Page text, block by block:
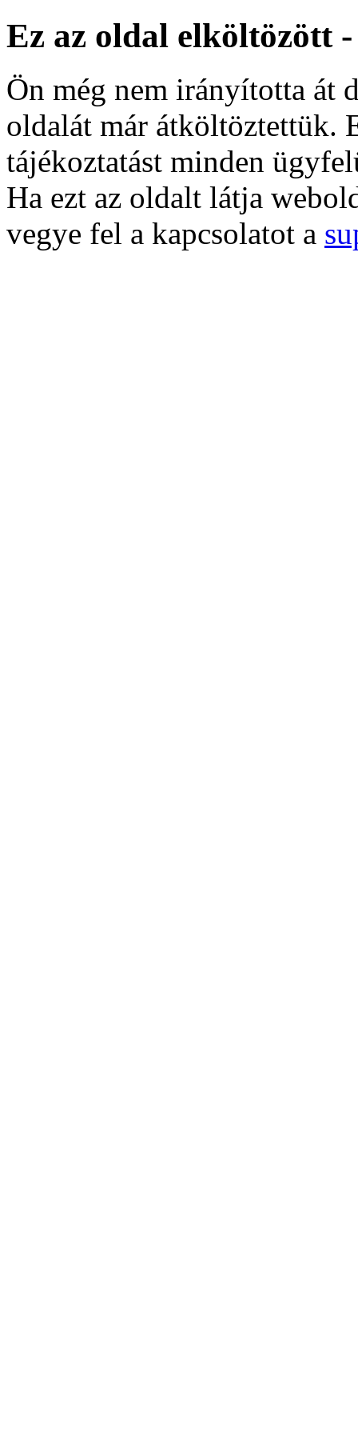
Ez az oldal elköltözött -
Ön még nem irányította át
oldalát már átköltöztettük.
tájékoztatást minden
Ha ezt az oldalt látja
vegye fel a kapcsolatot a